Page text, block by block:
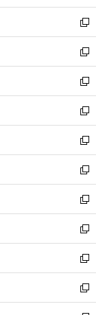
ウ
で
開
く
ン
ド
ウ
で
開
く
新
し
い
ウ
ィ
ン
ド
ウ
で
開
く
新
し
い
ウ
ィ
ン
ド
ウ
で
開
く
新
し
い
ウ
ィ
ン
ド
ウ
で
開
く
新
し
い
ウ
ィ
ン
ド
ウ
で
開
く
新
し
い
ウ
ィ
ン
ド
ウ
で
開
く
新
し
い
ウ
ィ
ン
ド
ウ
で
開
新
し
い
ウ
ィ
ン
ド
ウ
新
し
い
ウ
ィ
ン
新
し
い
ウ
新
し